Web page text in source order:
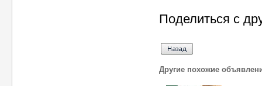
Поделиться с
Другие похожие